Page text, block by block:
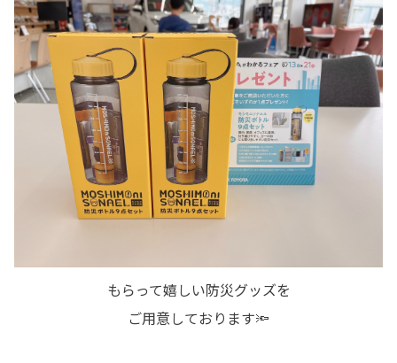
もらって嬉しい防災グッズを
ご用意しております🔦